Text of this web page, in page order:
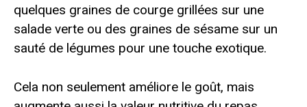
quelques graines de courge grillées sur une
salade verte ou des graines de sésame sur un
sauté de légumes pour une touche exotique.
Cela non seulement améliore le goût, mais